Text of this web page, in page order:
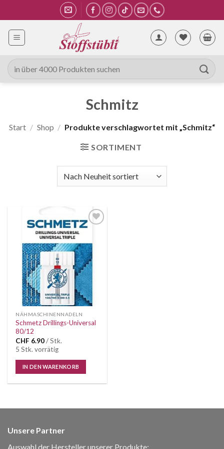
Inhalt
springen
Suche
nach:
Schmitz
Start / Shop / Produkte verschlagwortet mit „Schmitz“
SORTIMENT
Auf die
Wunschliste
NÄHMASCHINENNADELN
Schmetz Drillings-Universal
80/12
CHF 6.90/ Stk.
5 Stk. vorrätig
IN DEN WARENKORB
Unsere Partner
Auswahl der Hersteller unserer Produkte: